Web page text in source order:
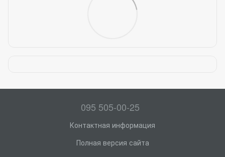
095 505-00-25
Контактная информация
Полная версия сайта